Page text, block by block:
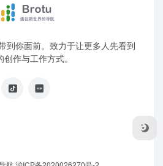
到你面前。致力于让更多人先看到
创作与工作方式。